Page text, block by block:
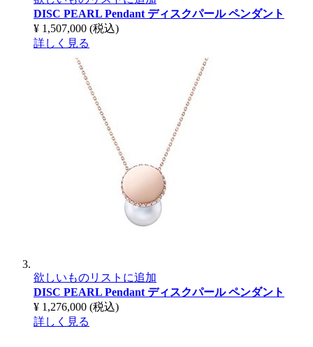
DISC PEARL Pendant ディスクパール ペンダント
¥ 1,507,000 (税込)
詳しく見る
欲しいものリストに追加
DISC PEARL Pendant ディスクパール ペンダント
¥ 1,276,000 (税込)
詳しく見る